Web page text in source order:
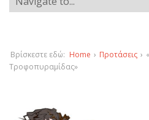
Βρίσκεστε εδώ: Home › Προτάσεις ›
Τροφοπυραμίδας»